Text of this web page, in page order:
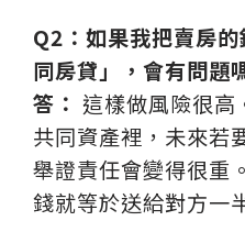
Q2：如果我把賣房
同房貸」，會有問題
答： 這樣做風險很高
共同資產裡，未來若
舉證責任會變得很重
錢就等於送給對方一